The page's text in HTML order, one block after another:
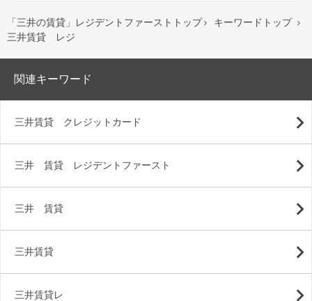
「三井の賃貸」レジデントファーストトップ  キーワードトップ 
三井賃貸 レジ
関連キーワード
三井賃貸 クレジットカード
三井 賃貸 レジデントファースト
三井 賃貸
三井賃貸
三井賃貸レ